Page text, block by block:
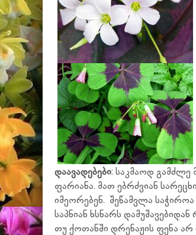
დაავადებები: საკმაოდ გამძლე
ფარიანა. მათ ებრძვიან
იმეორებენ. შეწამვლა
საპნიან ხსნარს
თუ ქოთანში დრენაჟის ფენა